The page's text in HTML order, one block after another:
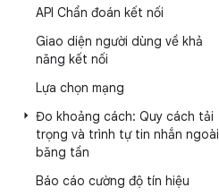
API Chẩn đoán kết nối
Giao diện người dùng về khả
năng kết nối
Lựa chọn mạng
Đo khoảng cách: Quy cách tải
trọng và trình tự tin nhắn ngoài
băng tần
Báo cáo cường độ tín hiệu